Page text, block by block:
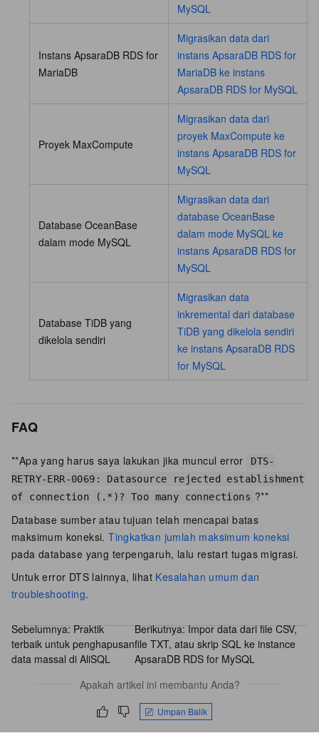
MySQL
Instans ApsaraDB RDS for
MariaDB
Migrasikan data dari
instans ApsaraDB RDS for
MariaDB ke instans
ApsaraDB RDS for MySQL
Proyek MaxCompute
Migrasikan data dari
proyek MaxCompute ke
instans ApsaraDB RDS for
MySQL
Database OceanBase
dalam mode MySQL
Migrasikan data dari
database OceanBase
dalam mode MySQL ke
instans ApsaraDB RDS for
MySQL
Database TiDB yang
dikelola sendiri
Migrasikan data
inkremental dari database
TiDB yang dikelola sendiri
ke instans ApsaraDB RDS
for MySQL
FAQ
**Apa yang harus saya lakukan jika muncul error
DTS-
RETRY-ERR-0069: Datasource rejected establishment
of connection (.*)? Too many connections ?**
Database sumber atau tujuan telah mencapai batas
maksimum koneksi.Tingkatkan jumlah maksimum koneksi
pada database yang terpengaruh, lalu restart tugas migrasi.
Untuk error DTS lainnya, lihat Kesalahan umum dan
troubleshooting.
Sebelumnya:Praktik
terbaik untuk penghapusan
data massal di AliSQL
Berikutnya:Impor data dari file CSV,
file TXT, atau skrip SQL ke instance
ApsaraDB RDS for MySQL
Apakah artikel ini membantu Anda?
Umpan Balik